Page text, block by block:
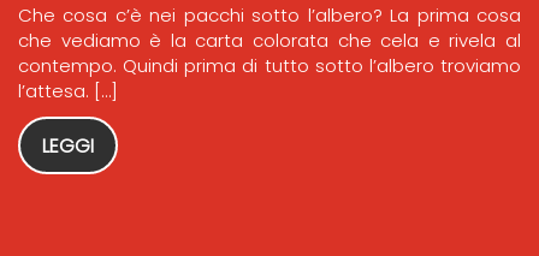
Che cosa c’è nei pacchi sotto l’albero? La prima cosa
che vediamo è la carta colorata che cela e rivela al
contempo. Quindi prima di tutto sotto l’albero troviamo
l’attesa. […]
LEGGI